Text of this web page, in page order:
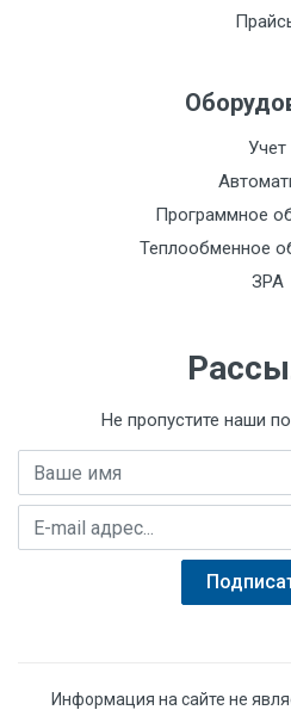
Функционально:
Индикация:
Интерфейс:
Класс
пылевлагозащиты
IP68:
Кол-во каналов:
Давление, МПа:
Давление, кгс/м3:
Давление, кПа:
Qn, м3/час:
Учет
Программное
Теплообменное
ЗРА
Не пропустите наши
Информация на сайте не